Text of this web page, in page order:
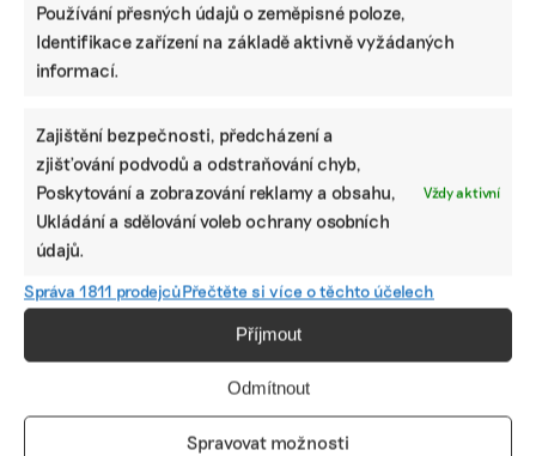
Používání přesných údajů o zeměpisné poloze,
Identifikace zařízení na základě aktivně vyžádaných
informací.
Zajištění bezpečnosti, předcházení a
zjišťování podvodů a odstraňování chyb,
Poskytování a zobrazování reklamy a obsahu,
Ukládání a sdělování voleb ochrany osobních
údajů.
Vždy aktivní
Správa 1811 prodejcůPřečtěte si více o těchto účelech
Příjmout
Odmítnout
Spravovat možnosti
Nesnědené jídlo ze školních jídelen se už
nemusí vyhazovat. Jídelny ho nově mohou
snadno darovat potřebným
Během pilotního projektu se zachránilo přes patnáct set
nesnědených porcí jídla. Zapojení školních jídelen
přispěje k omezení plýtvání potravinami.
04. března 2025 |
darování,jídlo,plýtvání,plýtvání jídlem ve školách
··· 4 5 6